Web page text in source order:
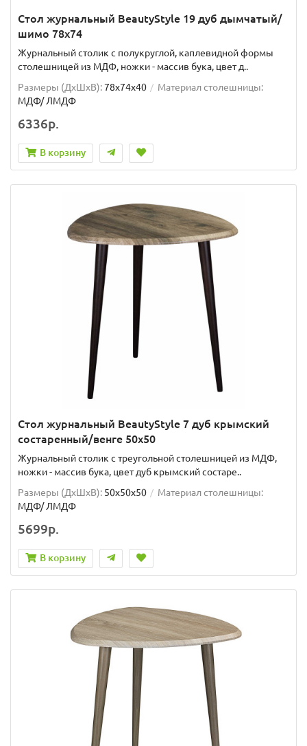
Стол журнальный BeautyStyle 19 дуб дымчатый/
шимо 78х74
Журнальный столик с полукруглой, каплевидной формы
столешницей из МДФ, ножки - массив бука, цвет д..
Размеры (ДхШxВ):78х74х40
Материал столешницы:
МДФ/ ЛМДФ
6336р.
В корзину
Стол журнальный BeautyStyle 7 дуб крымский
состаренный/венге 50х50
Журнальный столик с треугольной столешницей из МДФ,
ножки - массив бука, цвет дуб крымский состаре..
Размеры (ДхШxВ): 50х50х50
Материал столешницы:
МДФ/ ЛМДФ
5699р.
В корзину